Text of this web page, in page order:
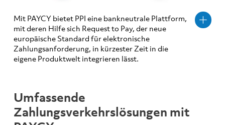
Mit PAYCY bietet PPI eine bankneutrale Plattform,
mit deren Hilfe sich Request to Pay, der neue
europäische Standard für elektronische
Zahlungsanforderung, in kürzester Zeit in die
eigene Produktwelt integrieren lässt.
Umfassende
Zahlungsverkehrslösungen mit